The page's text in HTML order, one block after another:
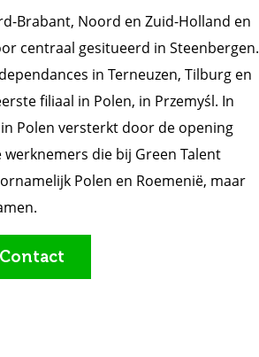
Brabant, Noord en Zuid-Holland en
centraal gesitueerd in Steenbergen.
in Terneuzen, Tilburg en
filiaal in Polen, in Przemyśl. In
Polen versterkt door de opening
werknemers die bij Green Talent
Polen en Roemenië, maar
Contact